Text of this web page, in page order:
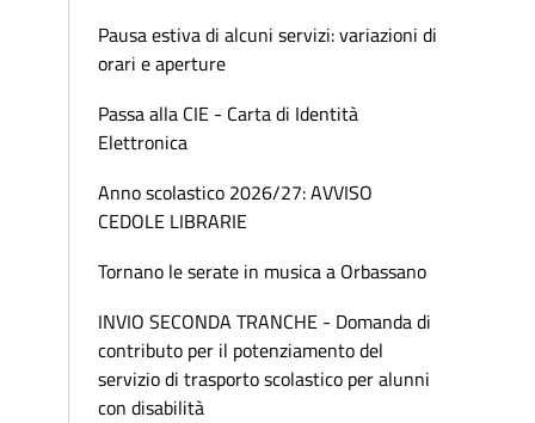
Pausa estiva di alcuni servizi: variazioni di
orari e aperture
Passa alla CIE - Carta di Identità
Elettronica
Anno scolastico 2026/27: AVVISO
CEDOLE LIBRARIE
Tornano le serate in musica a Orbassano
INVIO SECONDA TRANCHE - Domanda di
contributo per il potenziamento del
servizio di trasporto scolastico per alunni
con disabilità